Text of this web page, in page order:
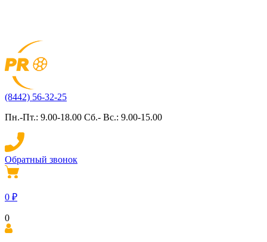
(8442) 56-32-25
Пн.-Пт.: 9.00-18.00 Сб.- Вс.: 9.00-15.00
Обратный звонок
0 ₽
0